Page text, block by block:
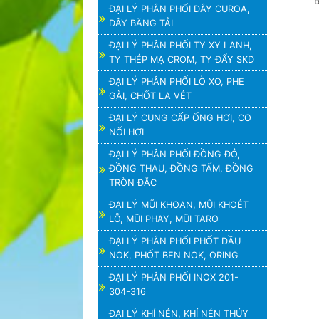
ĐẠI LÝ PHÂN PHỐI DÂY CUROA,
DÂY BĂNG TẢI
ĐẠI LÝ PHÂN PHỐI TY XY LANH,
TY THÉP MẠ CROM, TY ĐẨY SKD
ĐẠI LÝ PHÂN PHỐI LÒ XO, PHE
GÀI, CHỐT LA VÉT
ĐẠI LÝ CUNG CẤP ỐNG HƠI, CO
NỐI HƠI
ĐẠI LÝ PHÂN PHỐI ĐỒNG ĐỎ,
ĐỒNG THAU, ĐỒNG TẤM, ĐỒNG
TRÒN ĐẶC
ĐẠI LÝ MŨI KHOAN, MŨI KHOÉT
LỖ, MŨI PHAY, MŨI TARO
ĐẠI LÝ PHÂN PHỐI PHỐT DẦU
NOK, PHỐT BEN NOK, ORING
ĐẠI LÝ PHÂN PHỐI INOX 201-
304-316
ĐẠI LÝ KHÍ NÉN, KHÍ NÉN THỦY